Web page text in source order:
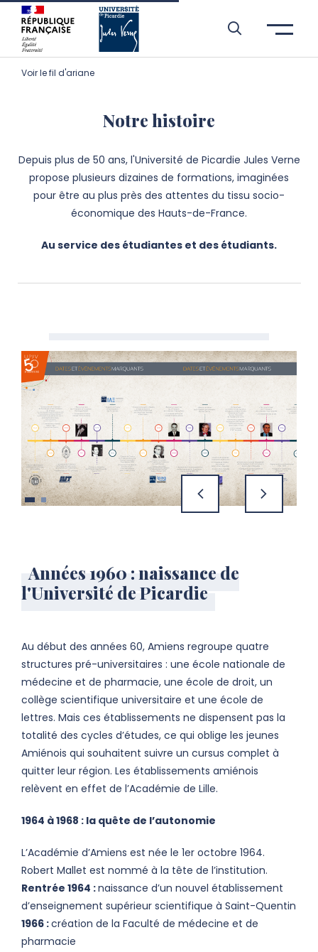
Aller à l’entête de page
Aller au menu principale
Aller au contenu principal
Aller à la recherche
Passer aux cookies
Aller au pied de page
Voir le fil d'ariane
Notre histoire
Depuis plus de 50 ans, l'Université de Picardie Jules Verne
propose plusieurs dizaines de formations, imaginées
pour être au plus près des attentes du tissu socio-
économique des Hauts-de-France.
Au service des étudiantes et des étudiants.
précédent suivant
Années 1960 : naissance de
l'Université de Picardie
Au début des années 60, Amiens regroupe quatre
structures pré-universitaires : une école nationale de
médecine et de pharmacie, une école de droit, un
collège scientifique universitaire et une école de
lettres. Mais ces établissements ne dispensent pas la
totalité des cycles d’études, ce qui oblige les jeunes
Amiénois qui souhaitent suivre un cursus complet à
quitter leur région. Les établissements amiénois
relèvent en effet de l’Académie de Lille.
1964 à 1968 : la quête de l’autonomie
L’Académie d’Amiens est née le 1er octobre 1964.
Robert Mallet est nommé à la tête de l’institution.
Rentrée 1964 :naissance d’un nouvel établissement
d’enseignement supérieur scientifique à Saint-Quentin
1966 :création de la Faculté de médecine et de
pharmacie